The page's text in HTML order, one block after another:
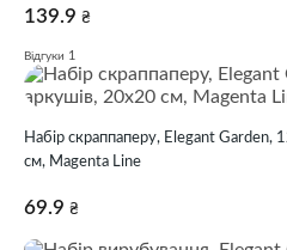
139.9 ₴
Відгуки 1
Набір скраппаперу, Elegant Garden,
см, Magenta Line
69.9 ₴